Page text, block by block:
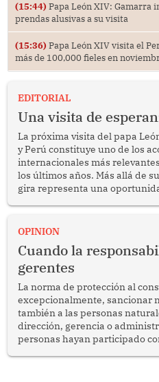
(15:44) Papa León XIV: Gamarra
prendas alusivas a su visita
(15:36) Papa León XIV visita el
más de 100,000 fieles en
EDITORIAL
Una visita de
La próxima visita del papa
y Perú constituye uno de los
internacionales más
los últimos años. Más allá de
gira representa una
enfrenta desafíos en materia
OPINION
Cuando la
gerentes
La norma de protección al
excepcionalmente, sancionar
también a las personas
dirección, gerencia o
personas hayan participado